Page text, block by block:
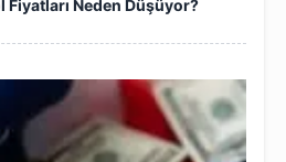
Neden Düşüyor?